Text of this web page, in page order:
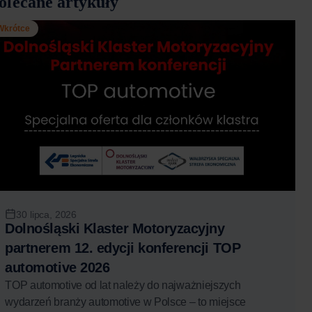
30 lipca, 2026
Dolnośląski Klaster Motoryzacyjny
partnerem 12. edycji konferencji TOP
automotive 2026
TOP automotive od lat należy do najważniejszych
wydarzeń branży automotive w Polsce – to miejsce